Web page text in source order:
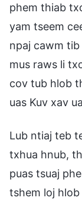
phem thiab
yam tseem
npaj cawm tib
mus raws li
cov tub hlob
uas Kuv xav
Lub ntiaj teb
txhua hnub,
puas tsuaj
tshem loj